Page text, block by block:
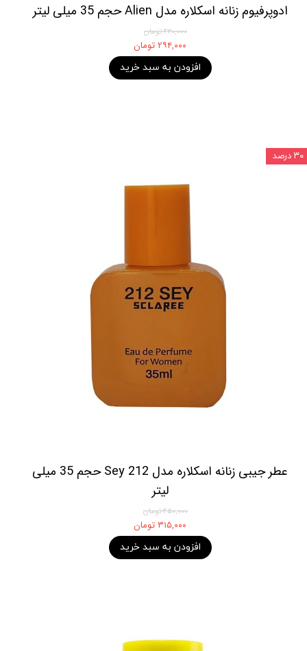
ادوپرفیوم زنانه اسکلاره مدل Alien حجم 35 میلی لیتر
۴۲۰,۰۰۰ تومان
۲۹۴,۰۰۰ تومان
افزودن به سبد خرید
عطر جیبی زنانه اسکلاره مدل 212 Sey حجم 35 میلی
لیتر
۴۵۰,۰۰۰ تومان
۳۱۵,۰۰۰ تومان
افزودن به سبد خرید
۳۰ درصد